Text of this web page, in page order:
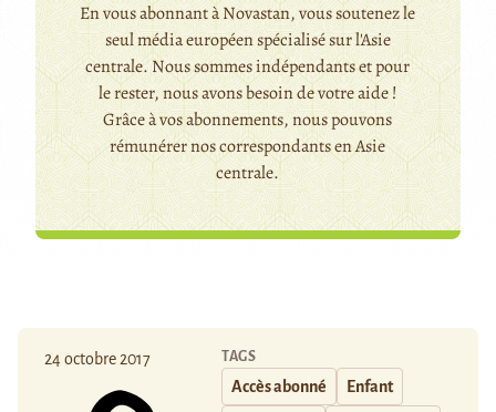
En vous abonnant à Novastan, vous soutenez le
seul média européen spécialisé sur l'Asie
centrale. Nous sommes indépendants et pour
le rester, nous avons besoin de votre aide !
Grâce à vos abonnements, nous pouvons
rémunérer nos correspondants en Asie
centrale.
24 octobre 2017 TAGS
Accès abonné Enfant